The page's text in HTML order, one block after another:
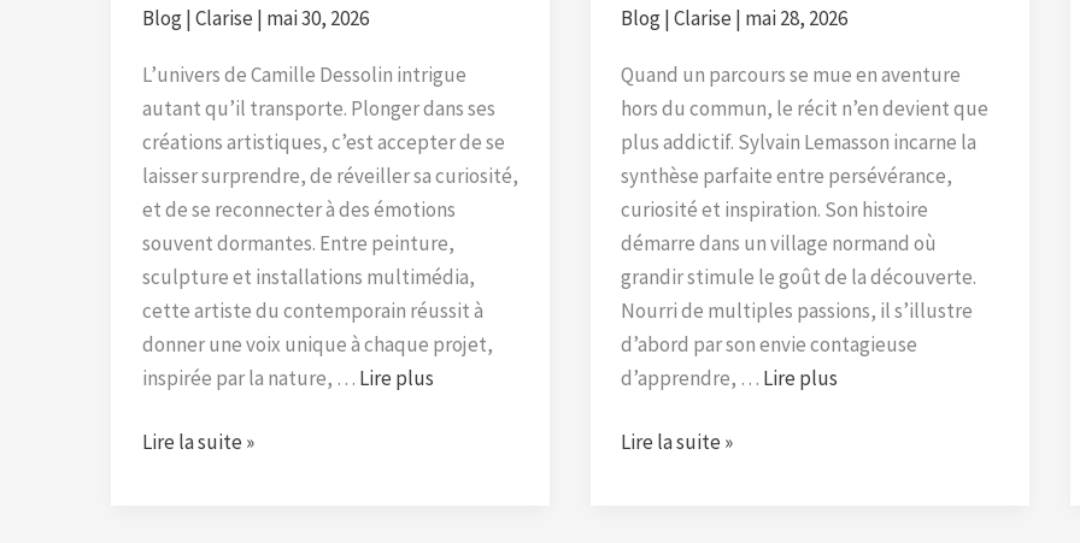
Blog|Clarise | mai 30, 2026
L’univers de Camille Dessolin intrigue
autant qu’il transporte. Plonger dans ses
créations artistiques, c’est accepter de se
laisser surprendre, de réveiller sa curiosité,
et de se reconnecter à des émotions
souvent dormantes. Entre peinture,
sculpture et installations multimédia,
cette artiste du contemporain réussit à
donner une voix unique à chaque projet,
inspirée par la nature, … Lire plus
Lire la suite »
Blog|Clarise | mai 28, 2026
Quand un parcours se mue en aventure
hors du commun, le récit n’en devient que
plus addictif. Sylvain Lemasson incarne la
synthèse parfaite entre persévérance,
curiosité et inspiration. Son histoire
démarre dans un village normand où
grandir stimule le goût de la découverte.
Nourri de multiples passions, il s’illustre
d’abord par son envie contagieuse
d’apprendre, … Lire plus
Lire la suite »